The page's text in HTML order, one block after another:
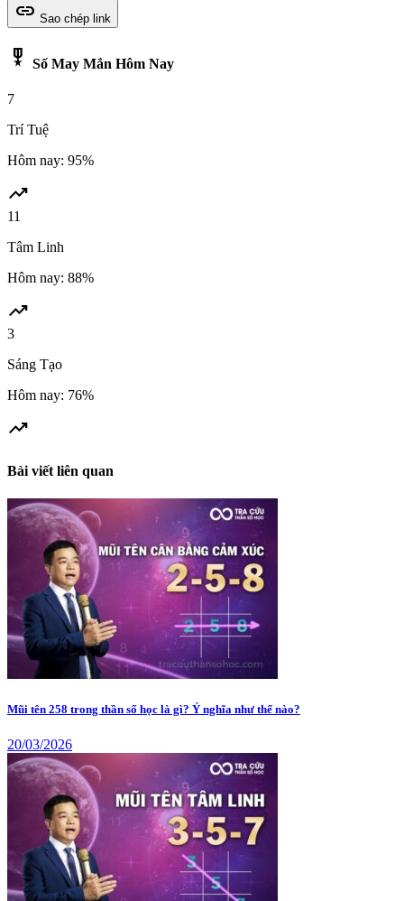
link Sao chép link
military_tech Số May Mắn Hôm Nay
7
Trí Tuệ
Hôm nay: 95%
trending_up
11
Tâm Linh
Hôm nay: 88%
trending_up
3
Sáng Tạo
Hôm nay: 76%
trending_up
Bài viết liên quan
Mũi tên 258 trong thần số học là gì? Ý nghĩa như thế nào?
20/03/2026